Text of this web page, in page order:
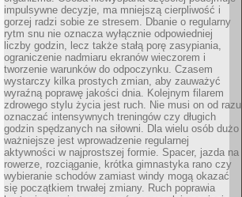
impulsywne decyzje, ma mniejszą cierpliwość i
gorzej radzi sobie ze stresem. Dbanie o regularny
rytm snu nie oznacza wyłącznie odpowiedniej
liczby godzin, lecz także stałą porę zasypiania,
ograniczenie nadmiaru ekranów wieczorem i
tworzenie warunków do odpoczynku. Czasem
wystarczy kilka prostych zmian, aby zauważyć
wyraźną poprawę jakości dnia. Kolejnym filarem
zdrowego stylu życia jest ruch. Nie musi on od razu
oznaczać intensywnych treningów czy długich
godzin spędzanych na siłowni. Dla wielu osób dużo
ważniejsze jest wprowadzenie regularnej
aktywności w najprostszej formie. Spacer, jazda na
rowerze, rozciąganie, krótka gimnastyka rano czy
wybieranie schodów zamiast windy mogą okazać
się początkiem trwałej zmiany. Ruch poprawia